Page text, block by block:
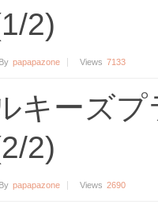
2)
By papapazone Views 7133
キーズ
2)
By papapazone Views 2690